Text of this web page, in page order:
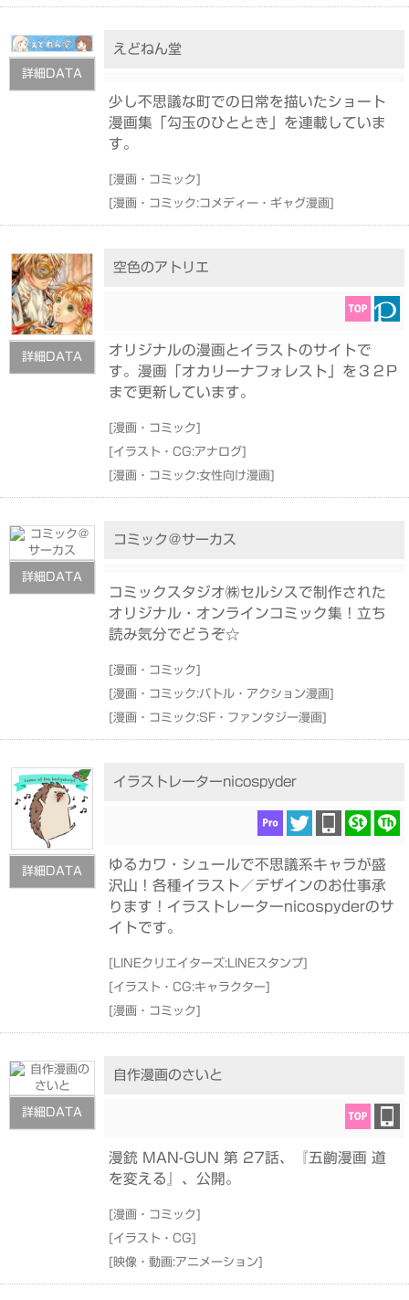
詳細DATA
えどねん堂
少し不思議な町での日常を描いたショート
漫画集「勾玉のひととき」を連載していま
す。
[漫画・コミック]
[漫画・コミック:コメディー・ギャグ漫画]
詳細DATA
空色のアトリエ
オリジナルの漫画とイラストのサイトで
す。漫画「オカリーナフォレスト」を３２P
まで更新しています。
[漫画・コミック]
[イラスト・CG:アナログ]
[漫画・コミック:女性向け漫画]
詳細DATA
コミック＠サーカス
コミックスタジオ㈱セルシスで制作された
オリジナル・オンラインコミック集！立ち
読み気分でどうぞ☆
[漫画・コミック]
[漫画・コミック:バトル・アクション漫画]
[漫画・コミック:SF・ファンタジー漫画]
詳細DATA
イラストレーターnicospyder
ゆるカワ・シュールで不思議系キャラが盛
沢山！各種イラスト／デザインのお仕事承
ります！イラストレーターnicospyderのサ
イトです。
[ LINEクリエイターズ:LINEスタンプ]
[イラスト・CG:キャラクター]
[漫画・コミック]
詳細DATA
自作漫画のさいと
漫銃 MAN-GUN 第 27話、『五齣漫画 道
を変える』、公開。
[漫画・コミック]
[イラスト・CG]
[映像・動画:アニメーション]